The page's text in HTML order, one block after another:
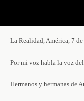
La Realidad, América, 7
Por mi voz habla la voz
Hermanos y hermanas de